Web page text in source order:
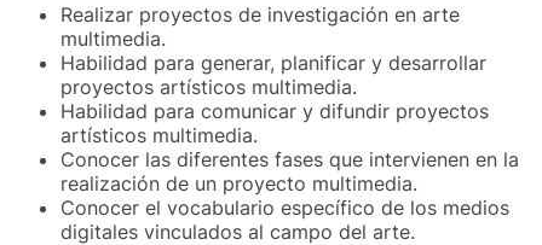
Realizar proyectos de investigación en arte
multimedia.
Habilidad para generar, planificar y desarrollar
proyectos artísticos multimedia.
Habilidad para comunicar y difundir proyectos
artísticos multimedia.
Conocer las diferentes fases que intervienen en la
realización de un proyecto multimedia.
Conocer el vocabulario específico de los medios
digitales vinculados al campo del arte.